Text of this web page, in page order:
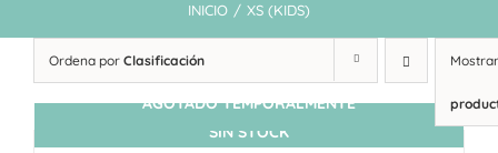
INICIO / XS (KIDS)
Ordena por Clasificación
SIN STOCK
AGOTADO TEMPORALMENTE